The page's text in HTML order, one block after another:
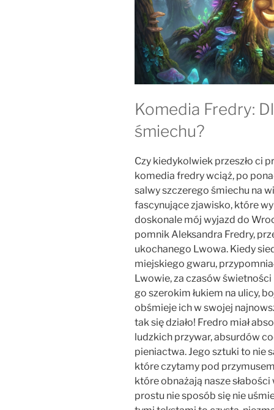
Komedia Fredry:
śmiechu?
Czy kiedykolwiek przeszło ci
komedia fredry wciąż, po
salwy szczerego śmiechu na
fascynujące zjawisko, które
doskonale mój wyjazd do
pomnik Aleksandra Fredry,
ukochanego Lwowa. Kiedy
miejskiego gwaru,
Lwowie, za czasów
go szerokim łukiem na ulicy,
obśmieje ich w swojej
tak się działo! Fredro miał
ludzkich przywar, absurdów
pieniactwa. Jego sztuki to nie
które czytamy pod
które obnażają nasze
prostu nie sposób się nie